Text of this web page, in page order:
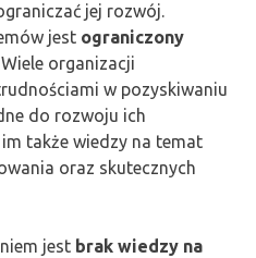
jej rozwój.
jest ograniczony
Wiele organizacji
w pozyskiwaniu
do rozwoju ich
także wiedzy na temat
oraz skutecznych
jest brak wiedzy na